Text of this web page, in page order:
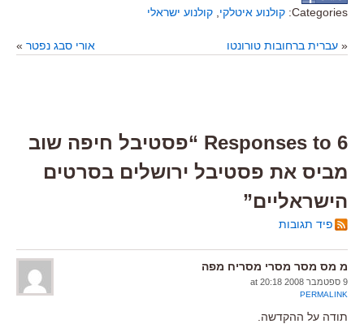
Categories: קולנוע איטלקי קולנוע ישראלי
« עברית ברחובות טורונטו אורי סבג נפטר »
6 Responses to “פסטיבל חיפה שוב
מביס את פסטיבל ירושלים בסרטים
הישראליים”
פיד תגובות
מ מס מסר מסרי מסריח מפה
9 ספטמבר 2008 at 20:18
PERMALINK
תודה על ההקדשה.